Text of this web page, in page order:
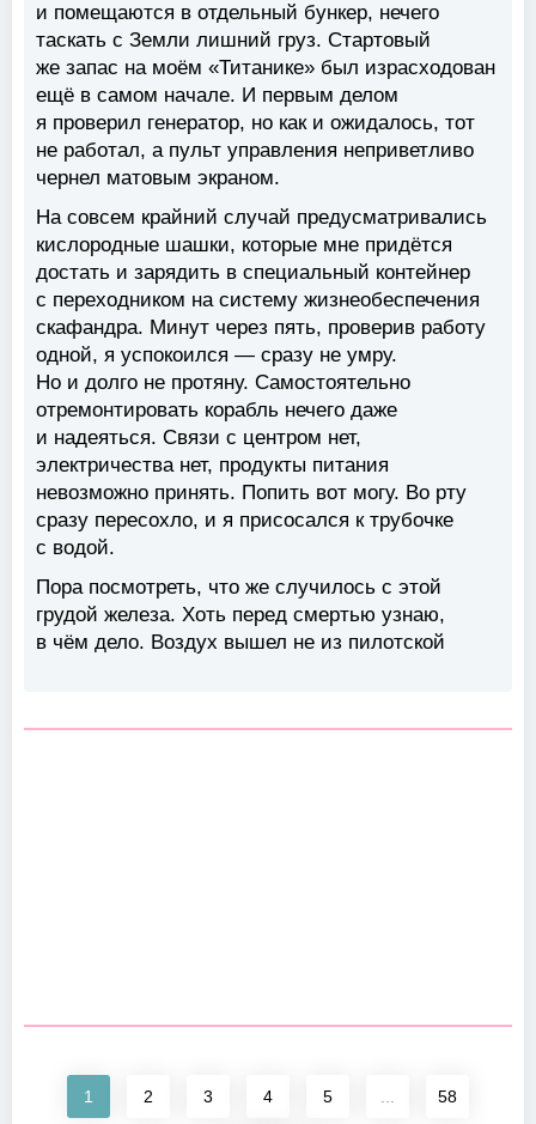
и помещаются в отдельный бункер, нечего
таскать с Земли лишний груз. Стартовый
же запас на моём «Титанике» был израсходован
ещё в самом начале. И первым делом
я проверил генератор, но как и ожидалось, тот
не работал, а пульт управления неприветливо
чернел матовым экраном.
На совсем крайний случай предусматривались
кислородные шашки, которые мне придётся
достать и зарядить в специальный контейнер
с переходником на систему жизнеобеспечения
скафандра. Минут через пять, проверив работу
одной, я успокоился — сразу не умру.
Но и долго не протяну. Самостоятельно
отремонтировать корабль нечего даже
и надеяться. Связи с центром нет,
электричества нет, продукты питания
невозможно принять. Попить вот могу. Во рту
сразу пересохло, и я присосался к трубочке
с водой.
Пора посмотреть, что же случилось с этой
грудой железа. Хоть перед смертью узнаю,
в чём дело. Воздух вышел не из пилотской
1 2 3 4 5 58